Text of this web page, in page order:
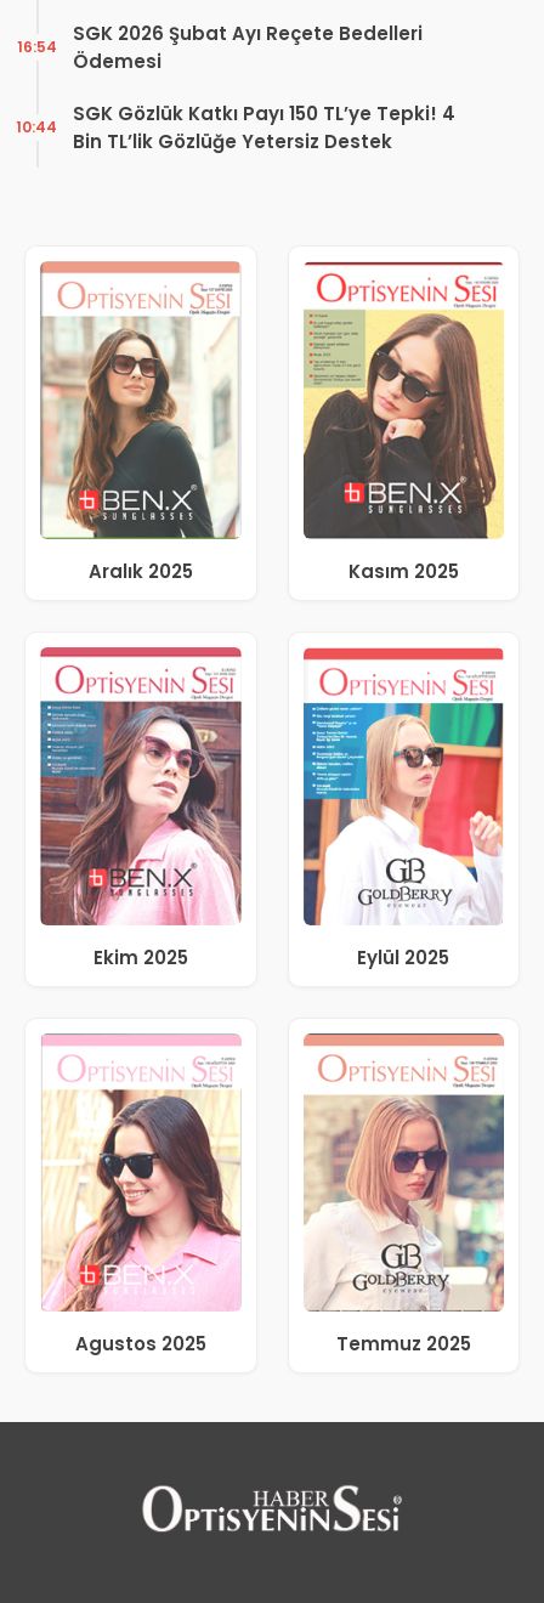
SGK 2026 Şubat Ayı Reçete Bedelleri
Ödemesi
16:54
SGK Gözlük Katkı Payı 150 TL’ye Tepki! 4
Bin TL’lik Gözlüğe Yetersiz Destek
10:44
Aralık 2025 Kasım 2025
Ekim 2025 Eylül 2025
Agustos 2025 Temmuz 2025